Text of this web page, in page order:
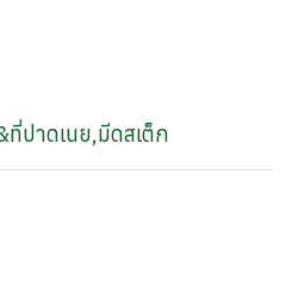
ที่ปาดเนย,มีดสเต็ก